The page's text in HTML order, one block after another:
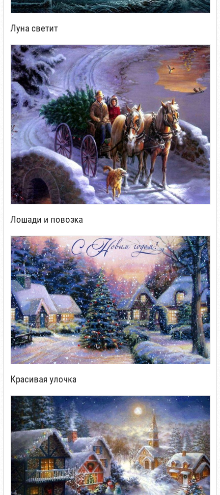
Луна светит
Лошади и повозка
Красивая улочка